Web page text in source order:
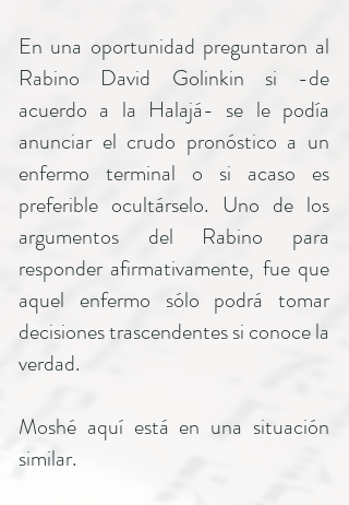
En una oportunidad preguntaron al
Rabino David Golinkin si -de
acuerdo a la Halajá- se le podía
anunciar el crudo pronóstico a un
enfermo terminal o si acaso es
preferible ocultárselo. Uno de los
argumentos del Rabino para
responder afirmativamente, fue que
aquel enfermo sólo podrá tomar
decisiones trascendentes si conoce la
verdad.
Moshé aquí está en una situación
similar.